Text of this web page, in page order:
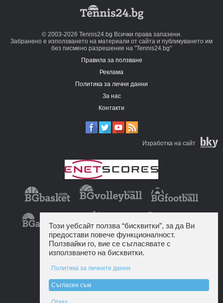
© 2003-2026 Tennis24.bg Всички права запазени.
Забранено е използването на материали от сайта и публикуването им
без писмено разрешение на "Tennis24.bg"
Правила за ползване
Реклама
Политика за лични данни
За нас
Контакти
Изработка на сайт
Този уебсайт ползва “бисквитки”, за да Ви
предостави повече функционалност.
Ползвайки го, вие се съгласявате с
използването на бисквитки.
Политика за личните данни
Съгласен съм